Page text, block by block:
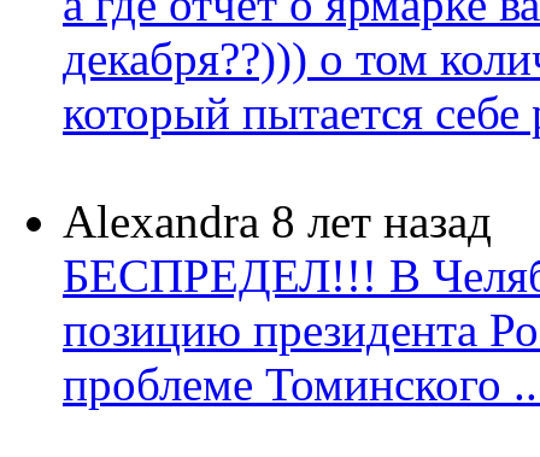
декабря??))) о том
который пытается себе
Alexandra 8 лет назад
БЕСПРЕДЕЛ!!! В
позицию президента
проблеме Томинского